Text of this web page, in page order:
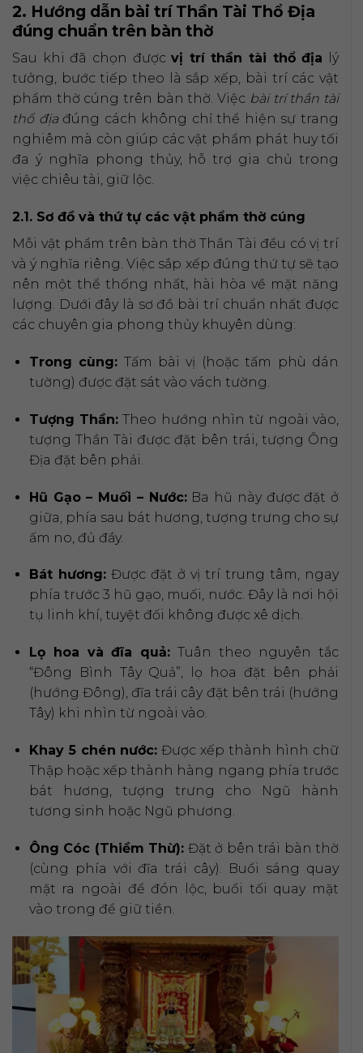
2. Hướng dẫn bài trí Thần Tài Thổ Địa
đúng chuẩn trên bàn thờ
Sau khi đã chọn đượcvị trí thần tài thổ địa lý
tưởng, bước tiếp theo là sắp xếp, bài trí các vật
phẩm thờ cúng trên bàn thờ. Việc bài trí thần tài
thổ địađúng cách không chỉ thể hiện sự trang
nghiêm mà còn giúp các vật phẩm phát huy tối
đa ý nghĩa phong thủy, hỗ trợ gia chủ trong
việc chiêu tài, giữ lộc.
2.1. Sơ đồ và thứ tự các vật phẩm thờ cúng
Mỗi vật phẩm trên bàn thờ Thần Tài đều có vị trí
và ý nghĩa riêng. Việc sắp xếp đúng thứ tự sẽ tạo
nên một thể thống nhất, hài hòa về mặt năng
lượng. Dưới đây là sơ đồ bài trí chuẩn nhất được
các chuyên gia phong thủy khuyên dùng:
Trong cùng: Tấm bài vị (hoặc tấm phù dán
tường) được đặt sát vào vách tường.
Tượng Thần: Theo hướng nhìn từ ngoài vào,
tượng Thần Tài được đặt bên trái, tượng Ông
Địa đặt bên phải.
Hũ Gạo – Muối – Nước:Ba hũ này được đặt ở
giữa, phía sau bát hương, tượng trưng cho sự
ấm no, đủ đầy.
Bát hương:Được đặt ở vị trí trung tâm, ngay
phía trước 3 hũ gạo, muối, nước. Đây là nơi hội
tụ linh khí, tuyệt đối không được xê dịch.
Lọ hoa và đĩa quả: Tuân theo nguyên tắc
“Đông Bình Tây Quả”, lọ hoa đặt bên phải
(hướng Đông), đĩa trái cây đặt bên trái (hướng
Tây) khi nhìn từ ngoài vào.
Khay 5 chén nước: Được xếp thành hình chữ
Thập hoặc xếp thành hàng ngang phía trước
bát hương, tượng trưng cho Ngũ hành
tương sinh hoặc Ngũ phương.
Ông Cóc (Thiềm Thừ): Đặt ở bên trái bàn thờ
(cùng phía với đĩa trái cây). Buổi sáng quay
mặt ra ngoài để đón lộc, buổi tối quay mặt
vào trong để giữ tiền.